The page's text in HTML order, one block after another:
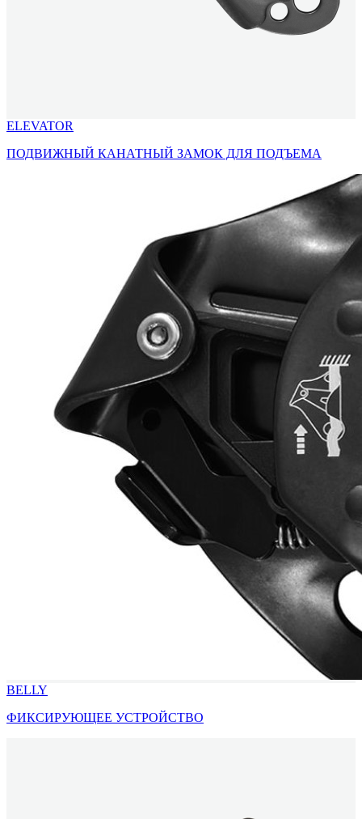
ELEVATOR
ПОДВИЖНЫЙ КАНАТНЫЙ ЗАМОК ДЛЯ ПОДЪЕМА
BELLY
ФИКСИРУЮЩЕЕ УСТРОЙСТВО